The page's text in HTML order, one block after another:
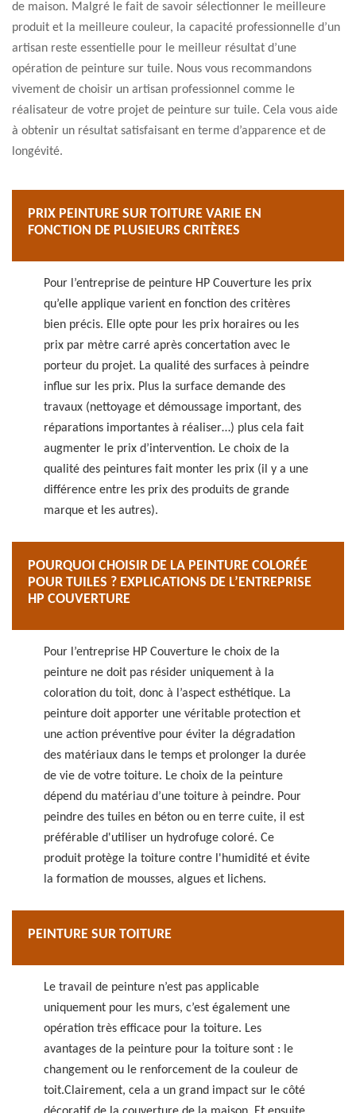
de maison. Malgré le fait de savoir sélectionner le meilleure
produit et la meilleure couleur, la capacité professionnelle d’un
artisan reste essentielle pour le meilleur résultat d’une
opération de peinture sur tuile. Nous vous recommandons
vivement de choisir un artisan professionnel comme le
réalisateur de votre projet de peinture sur tuile. Cela vous aide
à obtenir un résultat satisfaisant en terme d’apparence et de
longévité.
PRIX PEINTURE SUR TOITURE VARIE EN
FONCTION DE PLUSIEURS CRITÈRES
Pour l’entreprise de peinture HP Couverture les prix
qu’elle applique varient en fonction des critères
bien précis. Elle opte pour les prix horaires ou les
prix par mètre carré après concertation avec le
porteur du projet. La qualité des surfaces à peindre
influe sur les prix. Plus la surface demande des
travaux (nettoyage et démoussage important, des
réparations importantes à réaliser…) plus cela fait
augmenter le prix d’intervention. Le choix de la
qualité des peintures fait monter les prix (il y a une
différence entre les prix des produits de grande
marque et les autres).
POURQUOI CHOISIR DE LA PEINTURE COLORÉE
POUR TUILES ? EXPLICATIONS DE L’ENTREPRISE
HP COUVERTURE
Pour l’entreprise HP Couverture le choix de la
peinture ne doit pas résider uniquement à la
coloration du toit, donc à l’aspect esthétique. La
peinture doit apporter une véritable protection et
une action préventive pour éviter la dégradation
des matériaux dans le temps et prolonger la durée
de vie de votre toiture. Le choix de la peinture
dépend du matériau d’une toiture à peindre. Pour
peindre des tuiles en béton ou en terre cuite, il est
préférable d'utiliser un hydrofuge coloré. Ce
produit protège la toiture contre l'humidité et évite
la formation de mousses, algues et lichens.
PEINTURE SUR TOITURE
Le travail de peinture n’est pas applicable
uniquement pour les murs, c’est également une
opération très efficace pour la toiture. Les
avantages de la peinture pour la toiture sont : le
changement ou le renforcement de la couleur de
toit.Clairement, cela a un grand impact sur le côté